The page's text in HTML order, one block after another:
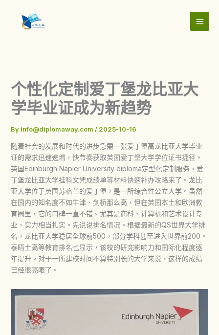
content
个性化定制爱丁堡龙比亚大
学毕业证成为新趋势
By info@diplomaway.com / 2025-10-16
随着社会的发展和时代的进步急需一张爱丁堡高龙比亚大学毕业
证的需求迅速递增，快节奏获取英国爱丁堡大学学位证书捷径。
英国Edinburgh Napier University diploma定型化定制服务，爱
丁堡龙比亚大学挂科文凭成绩单等材料快速补办攻略来了。龙比
亚大学位于英国苏格兰的爱丁堡，是一所综合性公立大学。虽然
在国内的知名度不如牛津、剑桥那么高，但在英国本土和欧洲教
育圈里，它的口碑一直不错。尤其是商科、计算机和艺术设计专
业，实力相当扎实。先说说排名情况。根据最新的QS世界大学排
名，龙比亚大学稳居全球前500，部分学科甚至进入世界前200。
泰晤士高等教育排名也显示，该校的研究影响力和国际化程度逐
年提升。对于一所建校时间不算特别长的大学来说，这样的成绩
已经很亮眼了。